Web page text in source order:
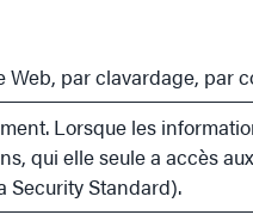
par clavardage, par
Lorsque les
qui elle seule a accès
Security Standard).